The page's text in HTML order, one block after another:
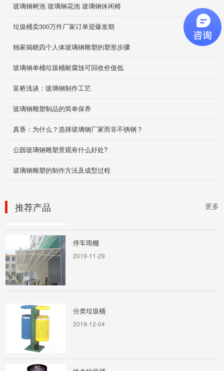
玻璃钢树池 玻璃钢花池 玻璃钢休闲椅
垃圾桶卖300万件厂家订单迎爆发期
独家揭晓四个人体玻璃钢雕塑的塑形步骤
玻璃钢单桶垃圾桶耐腐蚀可回收价值低
富桥浅谈：玻璃钢制作工艺
玻璃钢雕塑制品的简单保养
真香：为什么？选择玻璃钢厂家而非不锈钢？
公园玻璃钢雕塑景观有什么好处?
玻璃钢雕塑的制作方法及成型过程
更多
推荐产品
2019-11-26
2019-12-02
2019-11-26
停车雨棚
2019-11-29
分类垃圾桶
2019-12-04
铁木垃圾桶